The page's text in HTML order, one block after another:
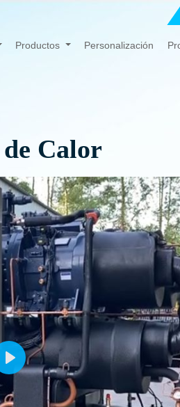
Productos Personalización
Calor
Play